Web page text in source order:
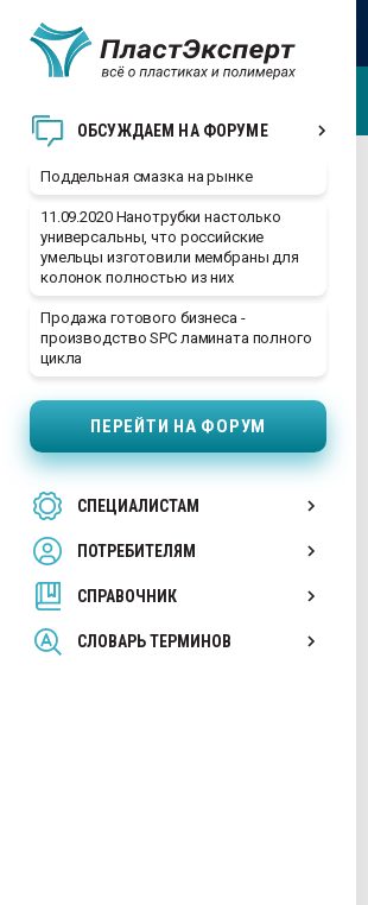
ОБСУЖДАЕМ НА ФОРУМЕ
Поддельная смазка на рынке
11.09.2020 Нанотрубки настолько
универсальны, что российские
умельцы изготовили мембраны для
колонок полностью из них
Продажа готового бизнеса -
производство SPC ламината полного
цикла
ПЕРЕЙТИ НА ФОРУМ
СПЕЦИАЛИСТАМ
ПОТРЕБИТЕЛЯМ
СПРАВОЧНИК
СЛОВАРЬ ТЕРМИНОВ